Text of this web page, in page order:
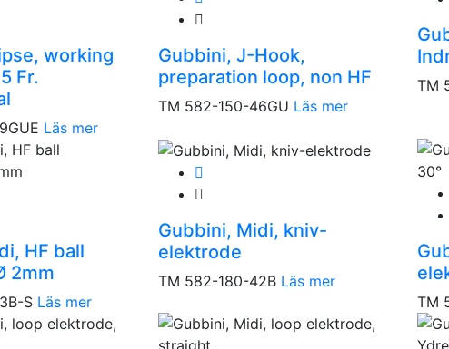
working
Fr.
Läs mer
Gubbini, J-Hook,
preparation loop, non HF
TM 582-150-46GU Läs mer
TM
HF ball
2mm
S Läs mer
Gubbini, Midi, kniv-
elektrode
TM 582-180-42B Läs mer
TM